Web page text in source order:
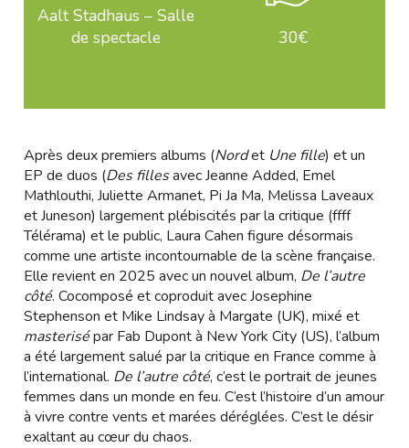
Aalt Stadhaus – Salle
de spectacle
30€
Après deux premiers albums (Nordet Une fille) et un
EP de duos (Des fillesavec Jeanne Added, Emel
Mathlouthi, Juliette Armanet, Pi Ja Ma, Melissa Laveaux
et Juneson) largement plébiscités par la critique (ffff
Télérama) et le public, Laura Cahen figure désormais
comme une artiste incontournable de la scène française.
Elle revient en 2025 avec un nouvel album, De l’autre
côté. Cocomposé et coproduit avec Josephine
Stephenson et Mike Lindsay à Margate (UK), mixé et
masterisépar Fab Dupont à New York City (US), l’album
a été largement salué par la critique en France comme à
l’international. De l’autre côté, c’est le portrait de jeunes
femmes dans un monde en feu. C’est l’histoire d’un amour
à vivre contre vents et marées déréglées. C’est le désir
exaltant au cœur du chaos.